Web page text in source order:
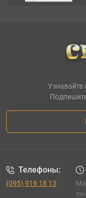
Узнавайте
Телефоны:
(095) 919 18 13